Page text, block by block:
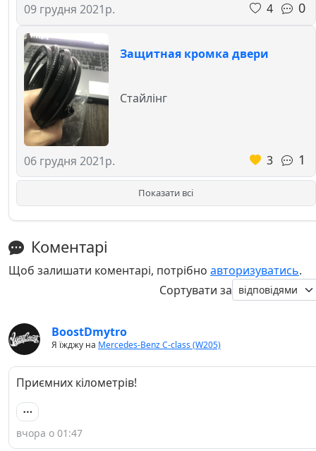
09 грудня 2021р. 4 0
Защитная кромка двери
06 грудня 2021р.
Стайлінг
3 1
Показати всі
Коментарі
Щоб залишати коментарі, потрібно авторизуватись.
Сортувати за
BoostDmytro
Я їжджу на Mercedes-Benz C-class (W205)
Приємних кілометрів!
вчора о 01:47